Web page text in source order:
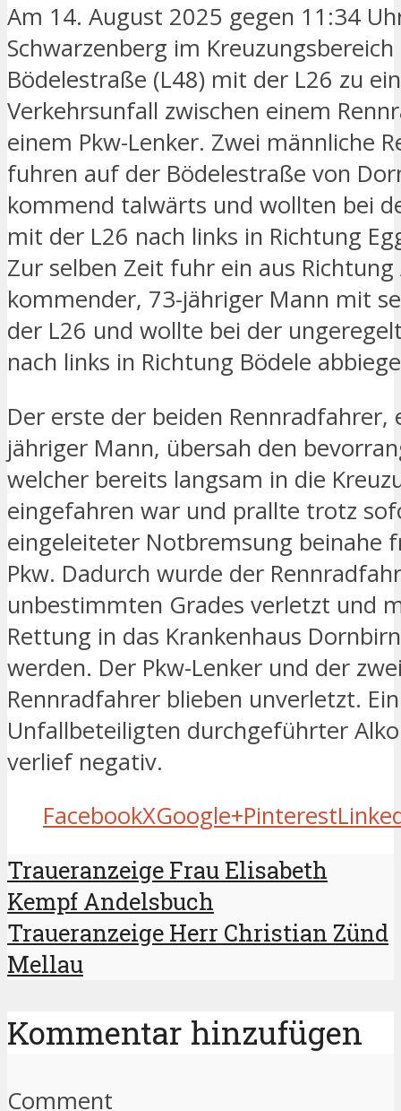
Am 14. August 2025 gegen 11:34
Schwarzenberg im
Bödelestraße (L48) mit der L26 zu
Verkehrsunfall zwischen einem
einem Pkw-Lenker. Zwei männliche
fuhren auf der Bödelestraße von
kommend talwärts und wollten bei
mit der L26 nach links in Richtung
Zur selben Zeit fuhr ein aus Richtung
kommender, 73-jähriger Mann mit
der L26 und wollte bei der
nach links in Richtung Bödele
Der erste der beiden Rennradfahrer,
jähriger Mann, übersah den
welcher bereits langsam in die
eingefahren war und prallte trotz
eingeleiteter Notbremsung beinahe
Pkw. Dadurch wurde der
unbestimmten Grades verletzt und
Rettung in das Krankenhaus
werden. Der Pkw-Lenker und der
Rennradfahrer blieben unverletzt.
Unfallbeteiligten durchgeführter
verlief negativ.
FacebookXGoogle+Pinterest
Traueranzeige Frau Elisabeth
Kempf Andelsbuch
Traueranzeige Herr Christian Zünd
Mellau
Kommentar hinzufügen
Comment